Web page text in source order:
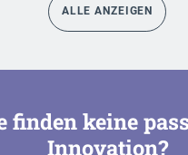
ALLE ANZEIGEN
finden keine
Innovation?